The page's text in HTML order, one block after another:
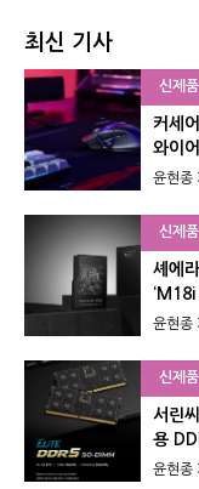
최신 기사
신제품
커세
와이
윤현종
신제품
셰에
‘M18i
윤현종
신제품
서린
용
윤현종